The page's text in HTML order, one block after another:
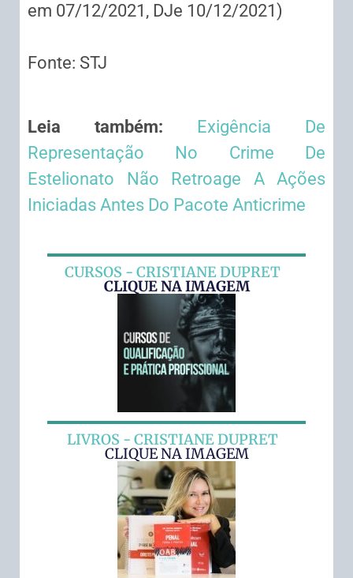
em 07/12/2021, DJe 10/12/2021)
Fonte: STJ
Leia também:
Exigência De
Representação No Crime De
Estelionato Não Retroage A Ações
Iniciadas Antes Do Pacote Anticrime
CURSOS - CRISTIANE DUPRET
CLIQUE NA IMAGEM
LIVROS - CRISTIANE DUPRET
CLIQUE NA IMAGEM